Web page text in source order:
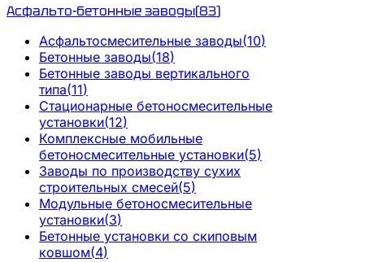
Асфальто-бетонные заводы(83)
Асфальтосмесительные заводы(10)
Бетонные заводы(18)
Бетонные заводы вертикального
типа(11)
Стационарные бетоносмесительные
установки(12)
Комплексные мобильные
бетоносмесительные установки(5)
Заводы по производству сухих
строительных смесей(5)
Модульные бетоносмесительные
установки(3)
Бетонные установки со скиповым
ковшом(4)